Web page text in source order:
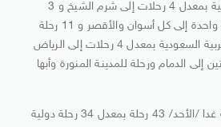
وأبوظبي و 9 رحلات داخلية بمعدل 4 رحلات إلى شرم الشيخ و 3
رحلات إلى الغردقة ورحلة واحدة إلى كل أسوان والأقصر و 11 رحلة
استثنائية إلى المملكة العربية السعودية بمعدل 4 رحلات إلى الرياض
إلى الدمام ورحلة للمدينة المنورة وأبها
كما تسير الشركة الوطنية غدا /الأحد/ 43 رحلة بمعدل 34 رحلة دولية